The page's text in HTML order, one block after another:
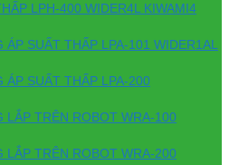
LPH-400 WIDER4L KIWAMI4
SUẤT THẤP LPA-101 WIDER1AL
ÁP SUẤT THẤP LPA-200
LẮP TRÊN ROBOT WRA-100
LẮP TRÊN ROBOT WRA-200